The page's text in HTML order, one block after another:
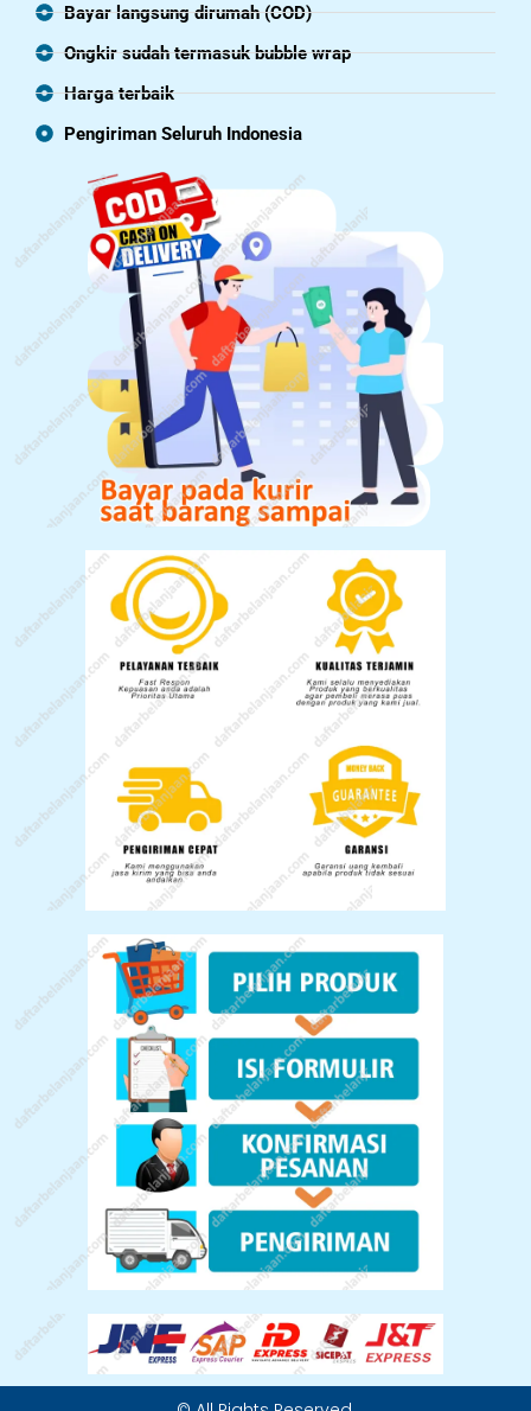
Bayar langsung dirumah (COD)
Ongkir sudah termasuk bubble wrap
Harga terbaik
Pengiriman Seluruh Indonesia